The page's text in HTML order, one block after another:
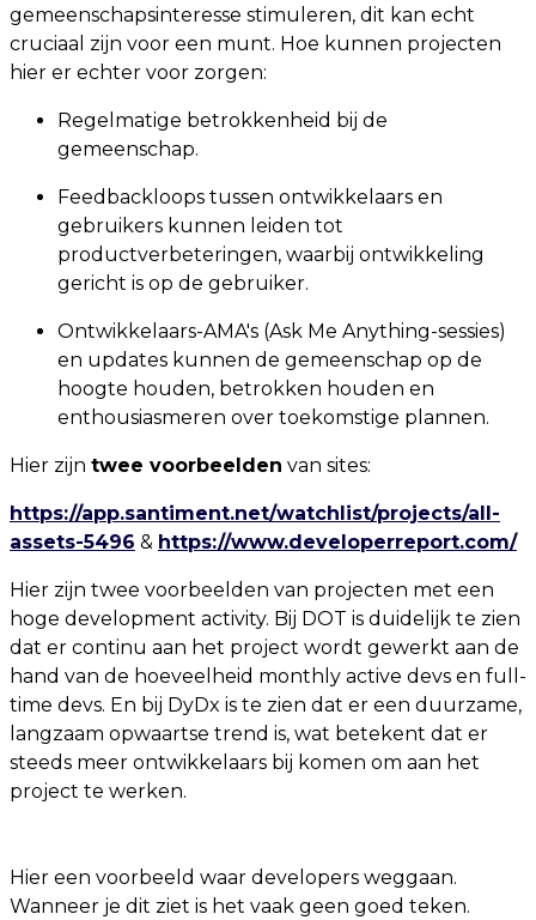
gemeenschapsinteresse stimuleren, dit kan echt
cruciaal zijn voor een munt. Hoe kunnen projecten
hier er echter voor zorgen:
Regelmatige betrokkenheid bij de
gemeenschap.
Feedbackloops tussen ontwikkelaars en
gebruikers kunnen leiden tot
productverbeteringen, waarbij ontwikkeling
gericht is op de gebruiker.
Ontwikkelaars-AMA's (Ask Me Anything-sessies)
en updates kunnen de gemeenschap op de
hoogte houden, betrokken houden en
enthousiasmeren over toekomstige plannen.
Hier zijn twee voorbeelden van sites:
https://app.santiment.net/watchlist/projects/all-
assets-5496 & https://www.developerreport.com/
Hier zijn twee voorbeelden van projecten met een
hoge development activity. Bij DOT is duidelijk te zien
dat er continu aan het project wordt gewerkt aan de
hand van de hoeveelheid monthly active devs en full-
time devs. En bij DyDx is te zien dat er een duurzame,
langzaam opwaartse trend is, wat betekent dat er
steeds meer ontwikkelaars bij komen om aan het
project te werken.
Hier een voorbeeld waar developers weggaan.
Wanneer je dit ziet is het vaak geen goed teken.